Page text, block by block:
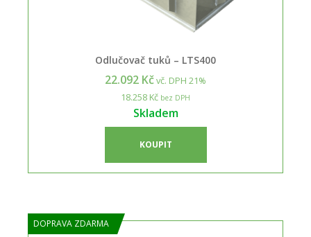
Odlučovač tuků – LTS400
22.092 Kčvč. DPH 21%
18.258 Kč bez DPH
Skladem
KOUPIT
DOPRAVA ZDARMA